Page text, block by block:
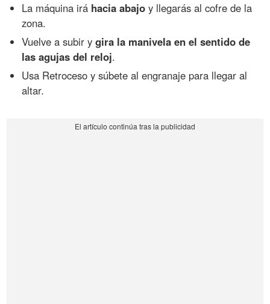
La máquina irá hacia abajo y llegarás al cofre de la
zona.
Vuelve a subir ygira la manivela en el sentido de
las agujas del reloj.
Usa Retroceso y súbete al engranaje para llegar al
altar.